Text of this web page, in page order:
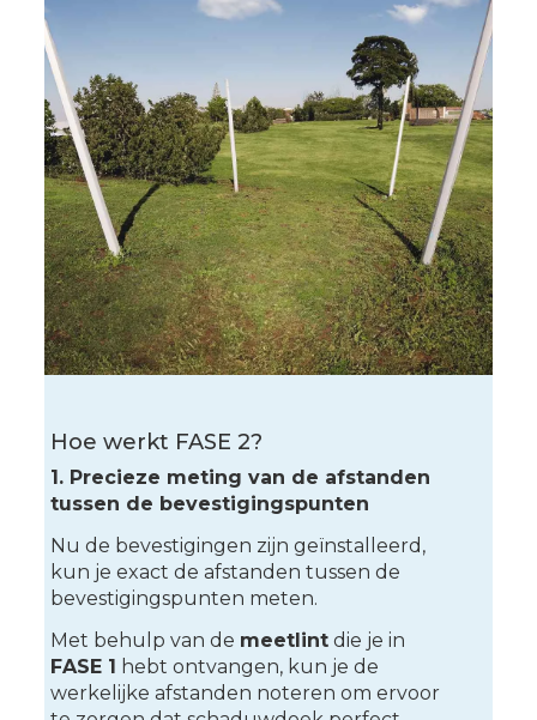
Hoe werkt FASE 2?
1. Precieze meting van de afstanden
tussen de bevestigingspunten
Nu de bevestigingen zijn geïnstalleerd,
kun je exact de afstanden tussen de
bevestigingspunten meten.
Met behulp van de meetlintdie je in
FASE 1 hebt ontvangen, kun je de
werkelijke afstanden noteren om ervoor